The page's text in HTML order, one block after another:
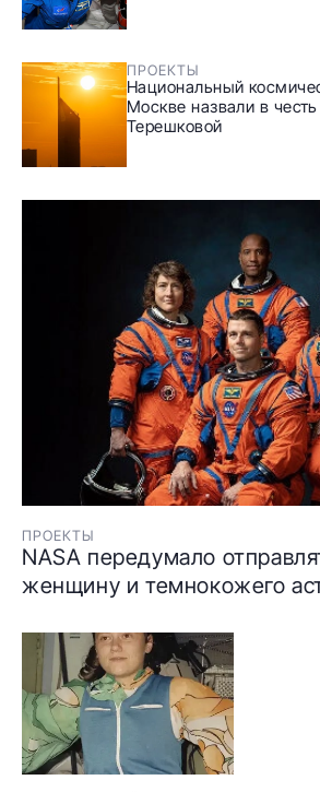
ПРОЕКТЫ
Национальный
Москве назвали в
Терешковой
ПРОЕКТЫ
NASA передумало
женщину и темнокожего